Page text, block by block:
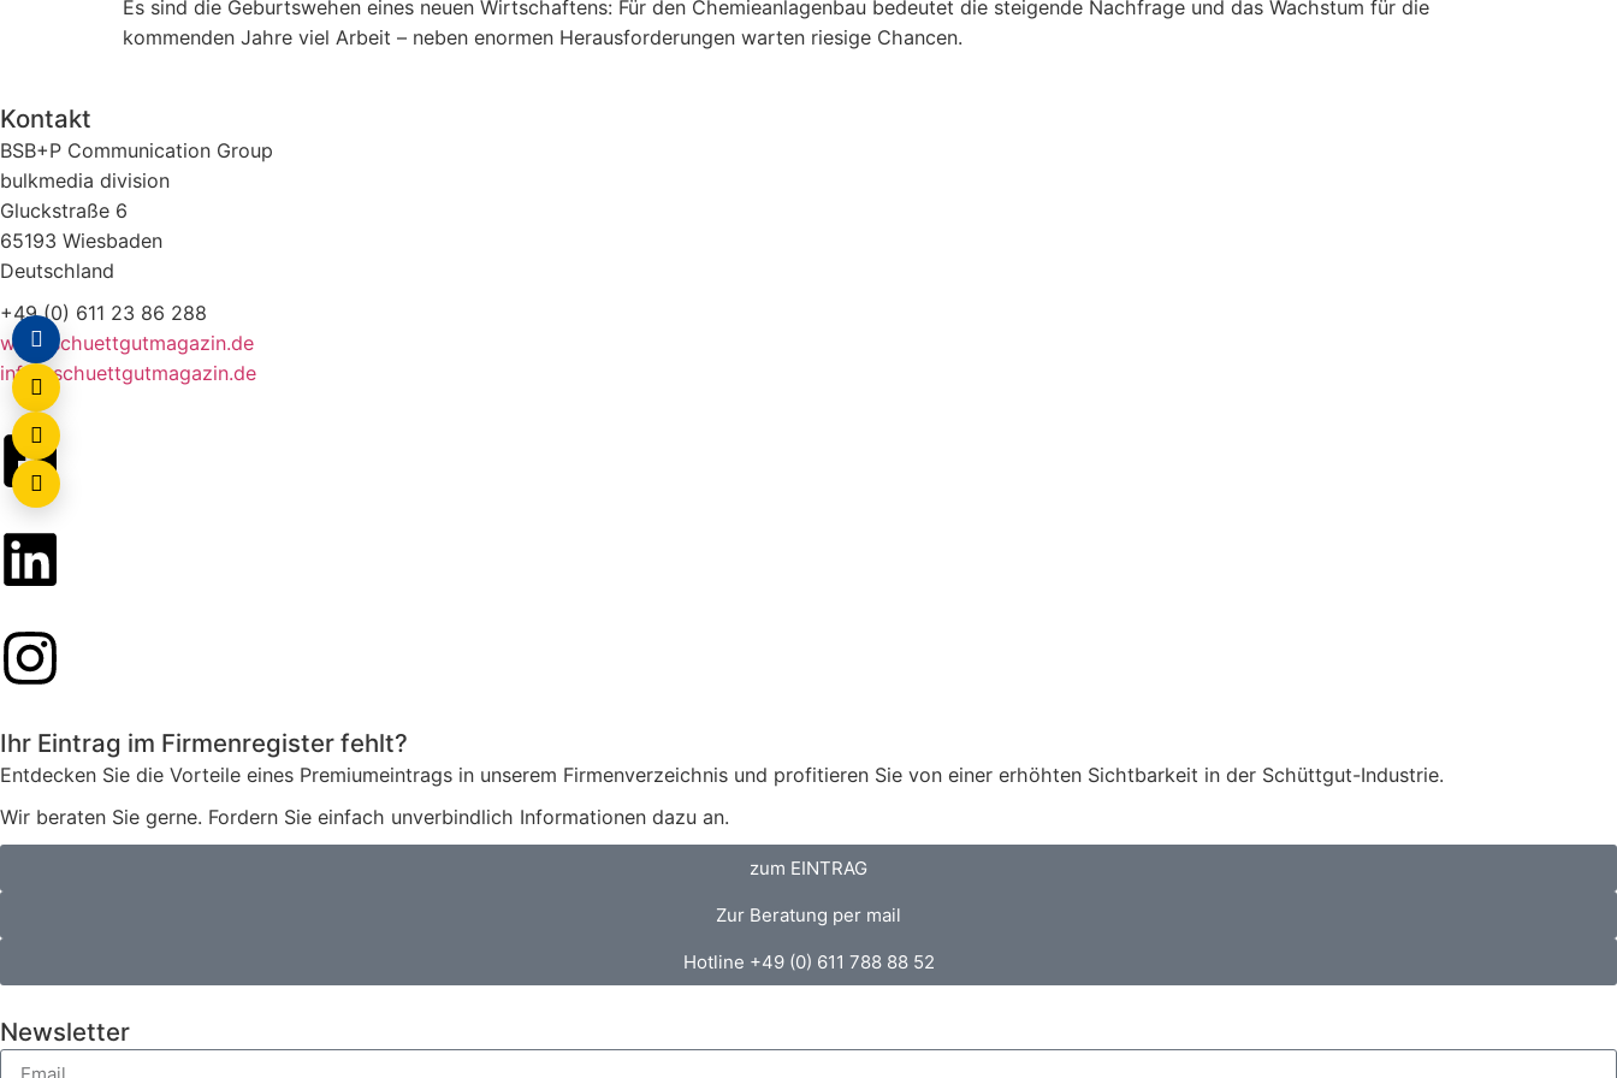
Es sind die Geburtswehen eines neuen Wirtschaftens: Für den Chemieanlagenbau bedeutet die steigende Nachfrage und das Wachstum für die
kommenden Jahre viel Arbeit – neben enormen Herausforderungen warten riesige Chancen.
Kontakt
BSB+P Communication Group
bulkmedia division
Gluckstraße 6
65193 Wiesbaden
Deutschland
+49 (0) 611 23 86 288
www.schuettgutmagazin.de
info@schuettgutmagazin.de
Ihr Eintrag im Firmenregister fehlt?
Entdecken Sie die Vorteile eines Premiumeintrags in unserem Firmenverzeichnis und profitieren Sie von einer erhöhten Sichtbarkeit in der Schüttgut-Industrie.
Wir beraten Sie gerne. Fordern Sie einfach unverbindlich Informationen dazu an.
zum EINTRAG
Zur Beratung per mail
Hotline +49 (0) 611 788 88 52
Newsletter